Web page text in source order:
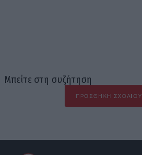
Μπείτε στη συζήτηση
ΠΡΟΣΘΉΚΗ ΣΧΟΛΊΟΥ